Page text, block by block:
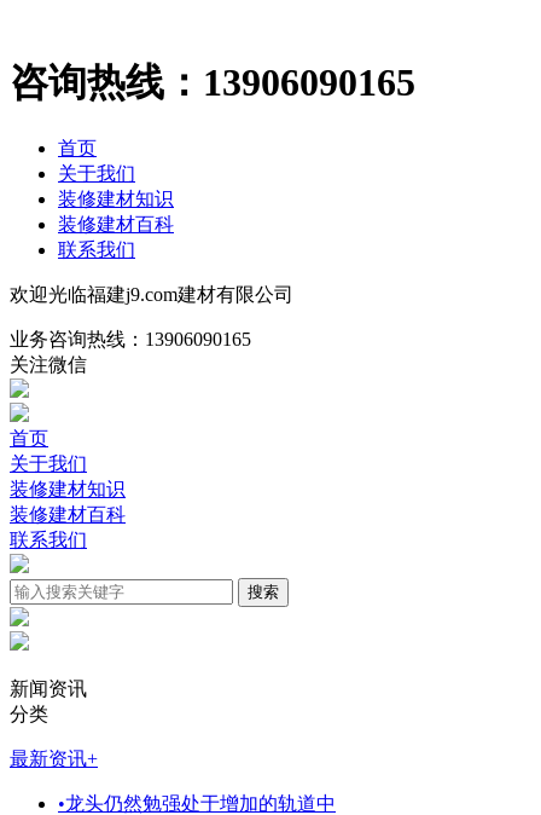
咨询热线： 13906090165
首页
关于我们
装修建材知识
装修建材百科
联系我们
欢迎光临福建j9.com建材有限公司
业务咨询热线： 13906090165
关注微信
首页
关于我们
装修建材知识
装修建材百科
联系我们
新闻资讯
分类
最新资讯+
•龙头仍然勉强处于增加的轨道中